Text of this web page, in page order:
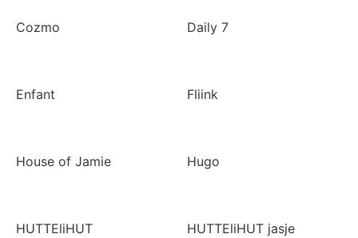
Cozmo Daily 7
Enfant Fliink
House of Jamie Hugo
HUTTEliHUT HUTTEliHUT jasje